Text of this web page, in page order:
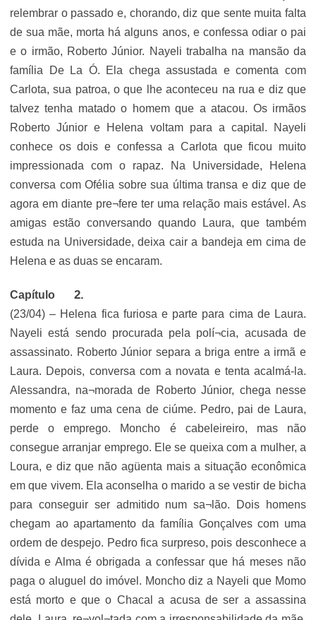
relembrar o passado e, chorando, diz que sente muita falta
de sua mãe, morta há alguns anos, e confessa odiar o pai
e o irmão, Roberto Júnior. Nayeli trabalha na mansão da
família De La Ó. Ela chega assustada e comenta com
Carlota, sua patroa, o que lhe aconteceu na rua e diz que
talvez tenha matado o homem que a atacou. Os irmãos
Roberto Júnior e Helena voltam para a capital. Nayeli
conhece os dois e confessa a Carlota que ficou muito
impressionada com o rapaz. Na Universidade, Helena
conversa com Ofélia sobre sua última transa e diz que de
agora em diante pre¬fere ter uma relação mais estável. As
amigas estão conversando quando Laura, que também
estuda na Universidade, deixa cair a bandeja em cima de
Helena e as duas se encaram.
Capítulo
(23/04) – Helena fica furiosa e parte para cima de Laura.
Nayeli está sendo procurada pela polí¬cia, acusada de
assassinato. Roberto Júnior separa a briga entre a irmã e
Laura. Depois, conversa com a novata e tenta acalmá-la.
Alessandra, na¬morada de Roberto Júnior, chega nesse
momento e faz uma cena de ciúme. Pedro, pai de Laura,
perde o emprego. Moncho é cabeleireiro, mas não
consegue arranjar emprego. Ele se queixa com a mulher, a
Loura, e diz que não agüenta mais a situação econômica
em que vivem. Ela aconselha o marido a se vestir de bicha
para conseguir ser admitido num sa¬lão. Dois homens
chegam ao apartamento da família Gonçalves com uma
ordem de despejo. Pedro fica surpreso, pois desconhece a
dívida e Alma é obrigada a confessar que há meses não
paga o aluguel do imóvel. Moncho diz a Nayeli que Momo
está morto e que o Chacal a acusa de ser a assassina